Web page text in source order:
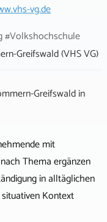
vg.de
#Volkshochschule
Greifswald (VHS VG)
Greifswaldin
mit
Thema ergänzen
in alltäglichen
Kontext